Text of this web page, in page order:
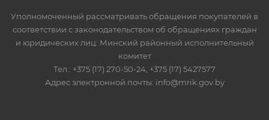
Уполномоченный рассматривать обращения покупателей в
соответствии с законодательством об обращениях граждан
и юридических лиц: Минский районный исполнительный
комитет
Тел.: +375 (17) 270-50-24, +375 (17) 5427577
Адрес электронной почты: info@mrik.gov.by